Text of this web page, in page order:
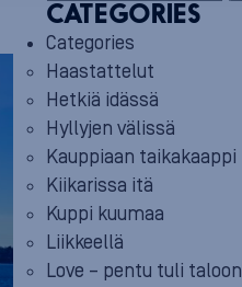
CATEGORIES
Categories
Haastattelut
Hetkiä idässä
Hyllyjen välissä
Kauppiaan taikakaappi
Kiikarissa itä
Kuppi kuumaa
Liikkeellä
Love – pentu tuli taloon